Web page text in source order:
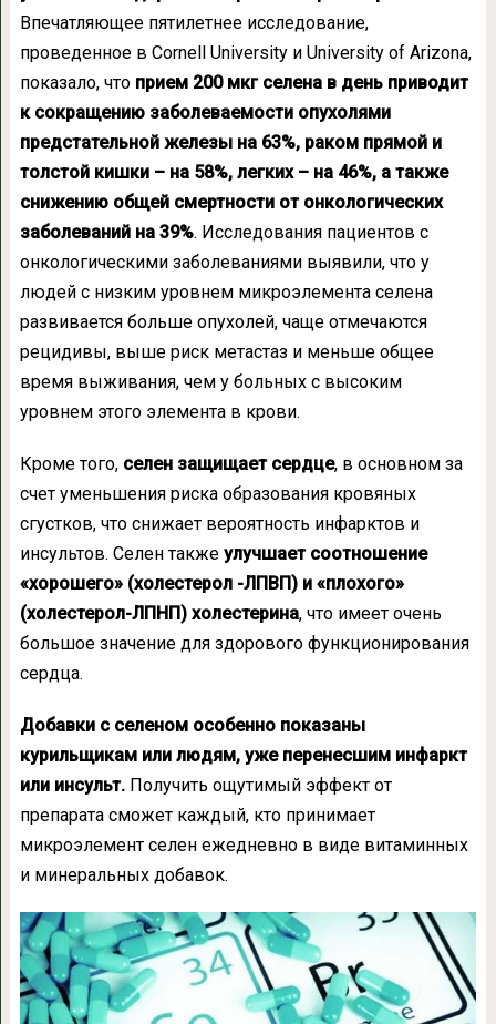
Впечатляющее пятилетнее исследование,
проведенное в Cornell University и University of Arizona,
показало, что прием 200 мкг селена в день приводит
к сокращению заболеваемости опухолями
предстательной железы на 63%, раком прямой и
толстой кишки – на 58%, легких – на 46%, а также
снижению общей смертности от онкологических
заболеваний на 39%. Исследования пациентов с
онкологическими заболеваниями выявили, что у
людей с низким уровнем микроэлемента селена
развивается больше опухолей, чаще отмечаются
рецидивы, выше риск метастаз и меньше общее
время выживания, чем у больных с высоким
уровнем этого элемента в крови.
Кроме того,селен защищает сердце, в основном за
счет уменьшения риска образования кровяных
сгустков, что снижает вероятность инфарктов и
инсультов. Селен также улучшает соотношение
«хорошего» (холестерол -ЛПВП) и «плохого»
(холестерол-ЛПНП) холестерина, что имеет очень
большое значение для здорового функционирования
сердца.
Добавки с селеном особенно показаны
курильщикам или людям, уже перенесшим инфаркт
или инсульт. Получить ощутимый эффект от
препарата сможет каждый, кто принимает
микроэлемент селен ежедневно в виде витаминных
и минеральных добавок.